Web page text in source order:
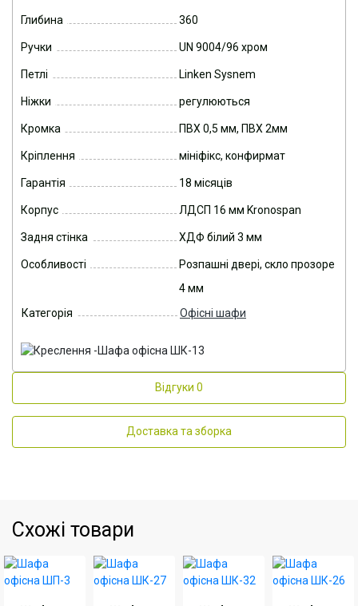
Глибина 360
Ручки UN 9004/96 хром
Петлі Linken Sysnem
Ніжки регулюються
Кромка ПВХ 0,5 мм, ПВХ 2мм
Кріплення мініфікс, конфирмат
Гарантія 18 місяців
Корпус ЛДСП 16 мм Kronospan
Задня стінка ХДФ білий 3 мм
Особливості
Розпашні двері, скло прозоре
4 мм
Категорія
Офісні шафи
Відгуки 0
Доставка та зборка
Схожі товари